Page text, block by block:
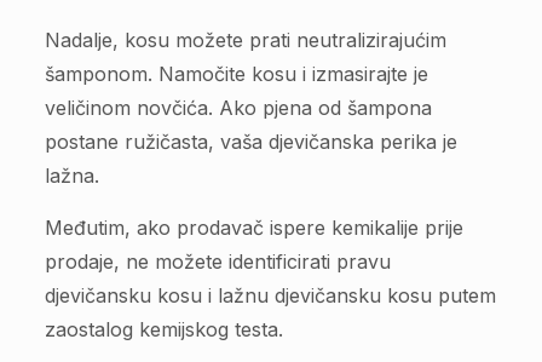
Nadalje, kosu možete prati neutralizirajućim
šamponom. Namočite kosu i izmasirajte je
veličinom novčića. Ako pjena od šampona
postane ružičasta, vaša djevičanska perika je
lažna.
Međutim, ako prodavač ispere kemikalije prije
prodaje, ne možete identificirati pravu
djevičansku kosu i lažnu djevičansku kosu putem
zaostalog kemijskog testa.